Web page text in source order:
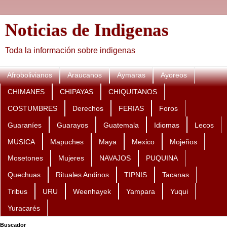
Noticias de Indigenas
Toda la información sobre indigenas
Afrobolivianos Araucanos Aymaras Ayoreos
CHIMANES CHIPAYAS CHIQUITANOS
COSTUMBRES Derechos FERIAS Foros
Guaraníes Guarayos Guatemala Idiomas Lecos
MUSICA Mapuches Maya Mexico Mojeños
Mosetones Mujeres NAVAJOS PUQUINA
Quechuas Rituales Andinos TIPNIS Tacanas
Tribus URU Weenhayek Yampara Yuqui
Yuracarés
Buscador